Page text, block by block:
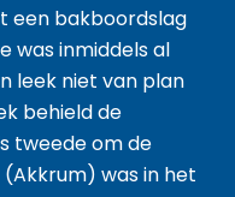
een bakboordslag
was inmiddels al
leek niet van plan
behield de
tweede om de
was in het